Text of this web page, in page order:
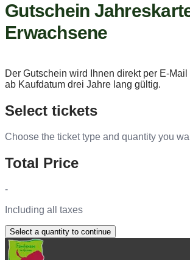
Gutschein
Erwachsene
Der Gutschein wird Ihnen direkt per E-
ab Kaufdatum drei Jahre lang gültig.
Select tickets
Choose the ticket type and quantity you
Total Price
-
Including all taxes
Select a quantity to continue